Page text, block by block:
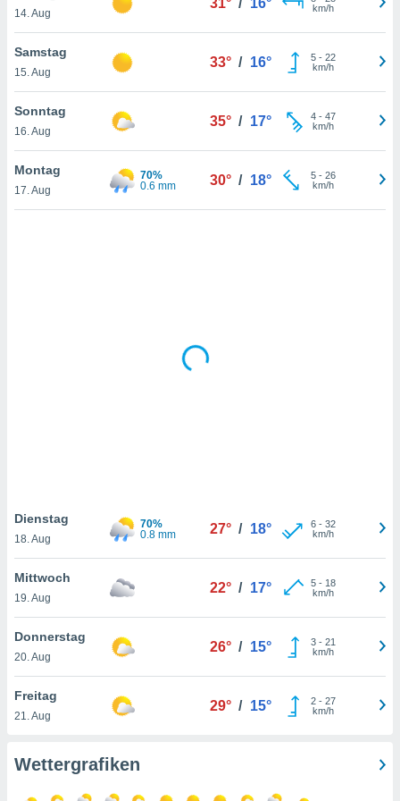
sind,
weiterhin
können
von
und
Sie
14. Aug
km/h
Samstag
15. Aug
33° / 16° 5- 22
km/h
Sonntag
16. Aug
35° / 17° 4- 47
km/h
Montag
17. Aug
70%
0.6 mm
30° / 18° 5- 26
km/h
Dienstag
18. Aug
70%
0.8 mm
27° / 18° 6- 32
km/h
Mittwoch
19. Aug
22° / 17° 5- 18
km/h
Donnerstag
20. Aug
26° / 15° 3- 21
km/h
Freitag
21. Aug
29° / 15° 2- 27
km/h
Wettergrafiken